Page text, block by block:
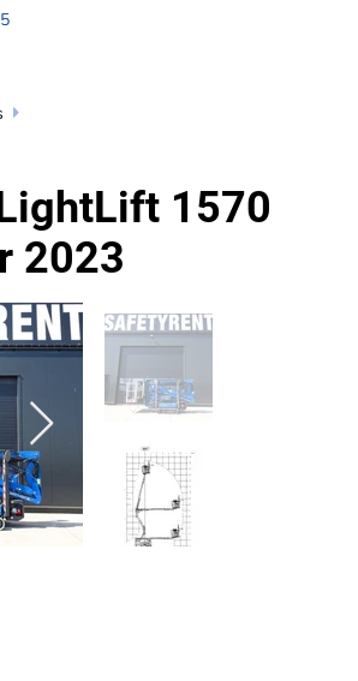

1570
2023